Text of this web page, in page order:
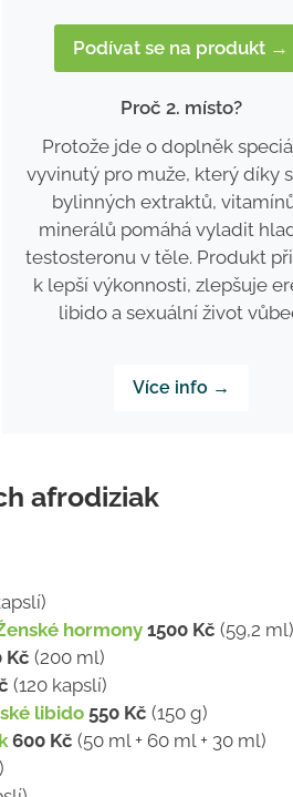
Podívat se na produkt →
Proč 2. místo?
Protože jde o doplněk
vyvinutý pro muže, který díky
bylinných extraktů,
minerálů pomáhá vyladit
testosteronu v těle. Produkt
k lepší výkonnosti, zlepšuje
libido a sexuální život
Více info →
afrodiziak
hormony 1500 Kč (59,2 ml)
Kč (200 ml)
(120 kapslí)
libido 550 Kč (150 g)
600 Kč (50 ml + 60 ml + 30 ml)